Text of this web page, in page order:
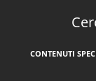
CONTENUTI